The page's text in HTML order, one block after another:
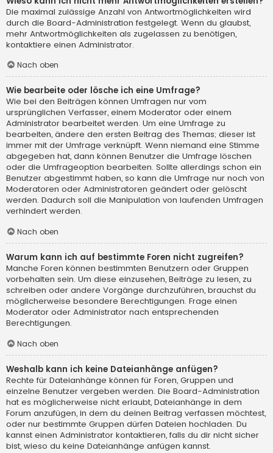
Die maximal zulässige Anzahl von Antwortmöglichkeiten wird
durch die Board-Administration festgelegt. Wenn du glaubst,
mehr Antwortmöglichkeiten als zugelassen zu benötigen,
kontaktiere einen Administrator.
Nach oben
Wie bearbeite oder lösche ich eine Umfrage?
Wie bei den Beiträgen können Umfragen nur vom
ursprünglichen Verfasser, einem Moderator oder einem
Administrator bearbeitet werden. Um eine Umfrage zu
bearbeiten, ändere den ersten Beitrag des Themas; dieser ist
immer mit der Umfrage verknüpft. Wenn niemand eine Stimme
abgegeben hat, dann können Benutzer die Umfrage löschen
oder die Umfrageoption bearbeiten. Sollte allerdings schon ein
Benutzer abgestimmt haben, so kann die Umfrage nur noch von
Moderatoren oder Administratoren geändert oder gelöscht
werden. Dadurch soll die Manipulation von laufenden Umfragen
verhindert werden.
Nach oben
Warum kann ich auf bestimmte Foren nicht zugreifen?
Manche Foren können bestimmten Benutzern oder Gruppen
vorbehalten sein. Um diese einzusehen, Beiträge zu lesen, zu
schreiben oder andere Vorgänge durchzuführen, brauchst du
möglicherweise besondere Berechtigungen. Frage einen
Moderator oder Administrator nach entsprechenden
Berechtigungen.
Nach oben
Weshalb kann ich keine Dateianhänge anfügen?
Rechte für Dateianhänge können für Foren, Gruppen und
einzelne Benutzer vergeben werden. Die Board-Administration
hat es möglicherweise nicht erlaubt, Dateianhänge in dem
Forum anzufügen, in dem du deinen Beitrag verfassen möchtest,
oder nur bestimmte Gruppen dürfen Dateien hochladen. Du
kannst einen Administrator kontaktieren, falls du dir nicht sicher
bist, wieso du keine Dateianhänge anfügen kannst.